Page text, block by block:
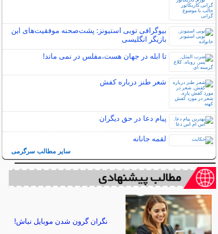
بیوگرافی توبی استیونز: پشت‌صحنه موفقیت‌های این
بازیگر انگلیسی
تا ابله در جهان هست،مفلس در نمی ماند!
شعر طنز درباره کفش
پیام دعا در حق دیگران
لقمه جانانه
سایر مطالب سرگرمی
نگران گرون شدن موبایل نباش!